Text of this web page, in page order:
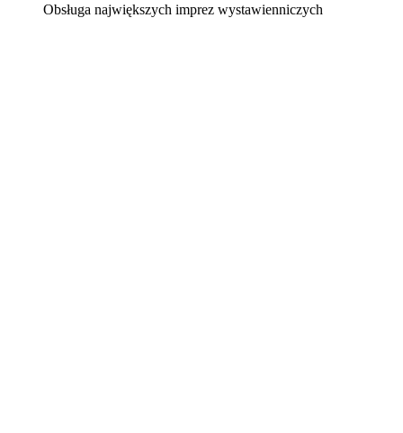
Obsługa największych imprez wystawienniczych